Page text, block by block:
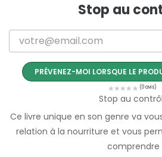
Stop au
PRÉVENEZ-MOI LORSQUE LE
Stop au
Ce livre unique en son genre va
relation à la nourriture et vous
comprendre